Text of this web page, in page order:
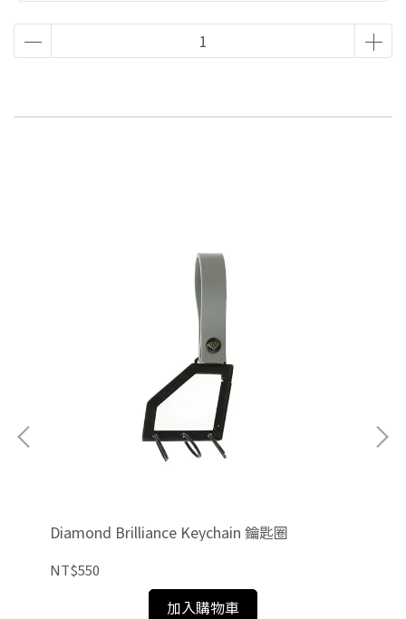
Diamond Brilliance Keychain 鑰匙圈
NT$550
加入購物車